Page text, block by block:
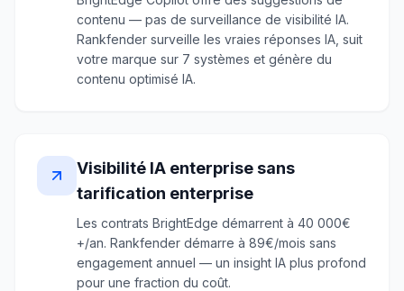
contenu — pas de surveillance de visibilité IA.
Rankfender surveille les vraies réponses IA, suit
votre marque sur 7 systèmes et génère du
contenu optimisé IA.
Visibilité IA enterprise sans
tarification enterprise
Les contrats BrightEdge démarrent à 40 000€
+/an. Rankfender démarre à 89€/mois sans
engagement annuel — un insight IA plus profond
pour une fraction du coût.